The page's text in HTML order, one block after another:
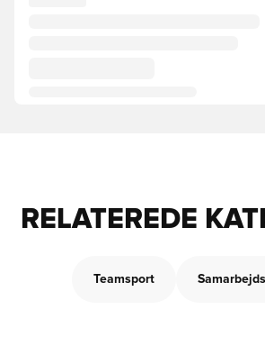
RELATEREDE
Teamsport